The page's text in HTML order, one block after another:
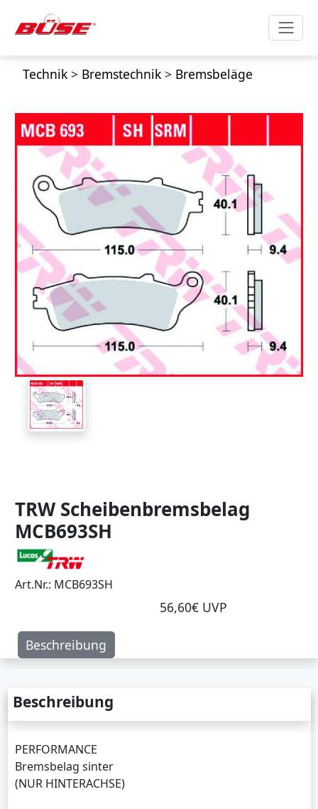
Technik> Bremstechnik> Bremsbeläge
TRW Scheibenbremsbelag
MCB693SH
Art.Nr.: MCB693SH
56,60€ UVP
Beschreibung
Beschreibung
PERFORMANCE
Bremsbelag sinter
(NUR HINTERACHSE)